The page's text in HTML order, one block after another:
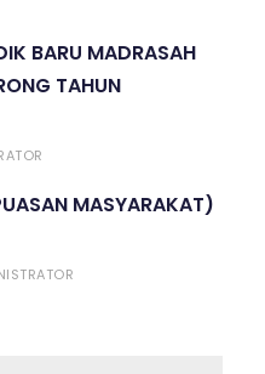
BARU MADRASAH
TAHUN
MASYARAKAT)